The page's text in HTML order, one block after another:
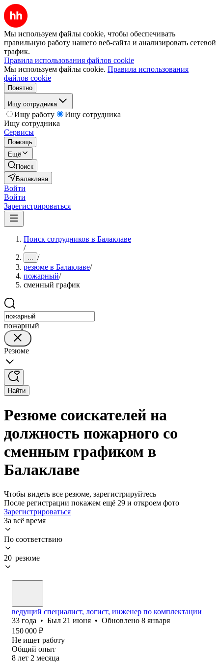
Мы используем файлы cookie, чтобы обеспечивать
правильную работу нашего веб-сайта и анализировать сетевой
трафик.
Правила использования файлов cookie
Мы используем файлы cookie. Правила использования
файлов cookie
Понятно
Ищу сотрудника
Ищу работу
Ищу сотрудника
Ищу сотрудника
Сервисы
Помощь
Ещё
Поиск
Балаклава
Войти
Войти
Зарегистрироваться
Поиск сотрудников в Балаклаве
/
... /
резюме в Балаклаве/
пожарный/
сменный график
пожарный
Резюме
Найти
Резюме соискателей на
должность пожарного со
сменным графиком в
Балаклаве
Чтобы видеть все резюме, зарегистрируйтесь
После регистрации покажем ещё 29 и откроем фото
Зарегистрироваться
За всё время
По соответствию
20 резюме
ведущий специалист, логист, инженер по комплектации
33 года • Был 21 июня • Обновлено 8 января
150 000 ₽
Не ищет работу
Общий опыт
8 лет 2 месяца